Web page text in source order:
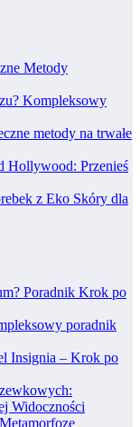
Metody
Kompleksowy
metody na trwałe
Hollywood: Przenieś
z Eko Skóry dla
Poradnik Krok po
poradnik
Insignia – Krok po
Widoczności